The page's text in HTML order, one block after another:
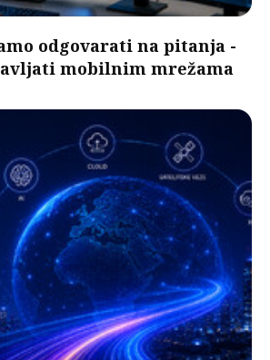
odgovarati na pitanja -
mobilnim mrežama